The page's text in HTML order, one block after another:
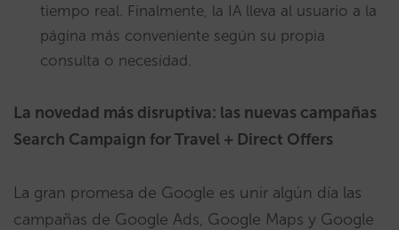
tiempo real. Finalmente, la IA lleva al usuario a la
página más conveniente según su propia
consulta o necesidad.
La novedad más disruptiva: las nuevas campañas
Search Campaign for Travel + Direct Offers
La gran promesa de Google es unir algún día las
campañas de Google Ads, Google Maps y Google